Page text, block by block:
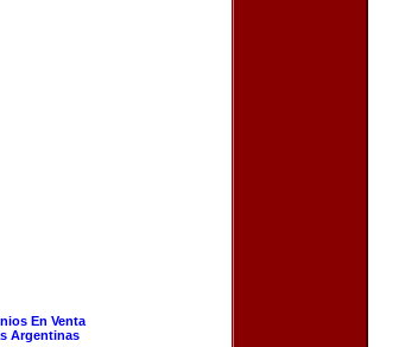
En Venta
Argentinas